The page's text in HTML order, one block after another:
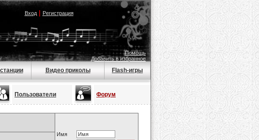
Вход| Регистрация
Помощь
Добавить в избранное
Видео приколы Flash-игры
Пользователи Форум
Имя